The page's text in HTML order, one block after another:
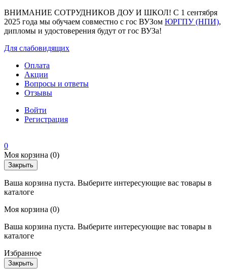
ВНИМАНИЕ СОТРУДНИКОВ ДОУ И ШКОЛ! С 1 сентября
2025 года мы обучаем совместно с гос ВУЗом ЮРГПУ (НПИ),
дипломы и удостоверения будут от гос ВУЗа!
Для слабовидящих
Оплата
Акции
Вопросы и ответы
Отзывы
Войти
Регистрация
0
Моя корзина (0)
Закрыть
Ваша корзина пуста. Выберите интересующие вас товары в
каталоге
Моя корзина (0)
Ваша корзина пуста. Выберите интересующие вас товары в
каталоге
Избранное
Закрыть